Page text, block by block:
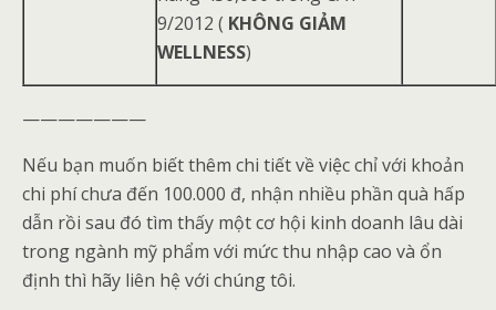
9/2012 ( KHÔNG GIẢM
WELLNESS)
———————
Nếu bạn muốn biết thêm chi tiết về việc chỉ với khoản
chi phí chưa đến 100.000 đ, nhận nhiều phần quà hấp
dẫn rồi sau đó tìm thấy một cơ hội kinh doanh lâu dài
trong ngành mỹ phẩm với mức thu nhập cao và ổn
định thì hãy liên hệ với chúng tôi.